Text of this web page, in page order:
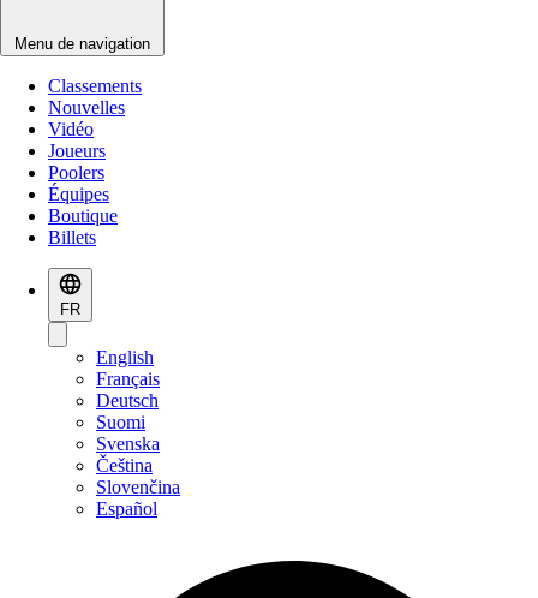
Menu de navigation
Classements
Nouvelles
Vidéo
Joueurs
Poolers
Équipes
Boutique
Billets
FR
English
Français
Deutsch
Suomi
Svenska
Čeština
Slovenčina
Español